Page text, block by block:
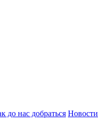
до нас добраться Новости